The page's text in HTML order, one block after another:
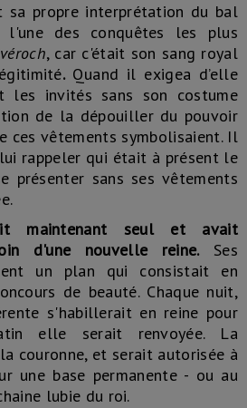
sa propre interprétation du bal
des conquêtes les plus
, car c'était son sang royal
. Quand il exigea d’elle
les invités sans son costume
de la dépouiller du pouvoir
ces vêtements symbolisaient. Il
rappeler qui était à présent le
présenter sans ses vêtements
maintenant seul et avait
d'une nouvelle reine.Ses
un plan qui consistait en
de beauté. Chaque nuit,
s'habillerait en reine pour
elle serait renvoyée. La
couronne, et serait autorisée à
une base permanente - ou au
lubie du roi.